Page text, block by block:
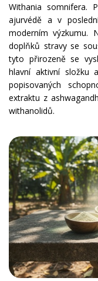
Withania somnifera.
ajurvédě a v
moderním výzkumu.
doplňků stravy se
tyto přirozeně se
hlavní aktivní složku
popisovaných
extraktu z
withanolidů.